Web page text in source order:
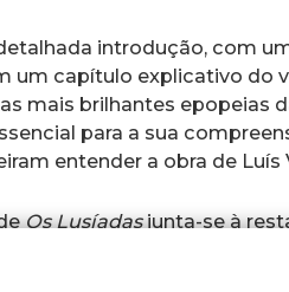
introdução, com
um capítulo explicativo do
mais brilhantes epopeias
para a sua
entender a obra de Luís
Os Lusíadasjunta-se à
a reunir, revelando e
da cultura portuguesa.